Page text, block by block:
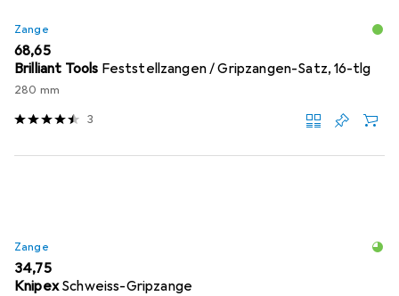
Zange
EUR
68,65
Brilliant Tools Feststellzangen / Gripzangen-Satz, 16-tlg
280 mm
3
Zange
EUR
34,75
Knipex Schweiss-Gripzange